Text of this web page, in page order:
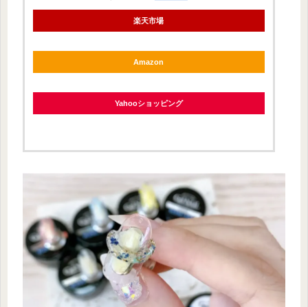
楽天市場
Amazon
Yahooショッピング